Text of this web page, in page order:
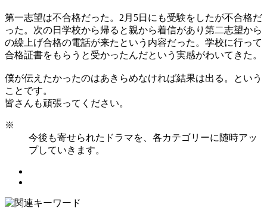
第一志望は不合格だった。2月5日にも受験をしたが不合格だ
った。次の日学校から帰ると親から着信があり第二志望から
の繰上げ合格の電話が来たという内容だった。学校に行って
合格証書をもらうと受かったんだという実感がわいてきた。
僕が伝えたかったのはあきらめなければ結果は出る。という
ことです。
皆さんも頑張ってください。
※
今後も寄せられたドラマを、各カテゴリーに随時アッ
プしていきます。